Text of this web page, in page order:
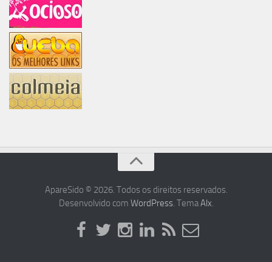
ApareSido © 2026. Todos os direitos reservados.
Desenvolvido com WordPress. TemaAlx.